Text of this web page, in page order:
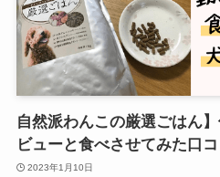
自然派わんこの厳選ごはん
ビューと食べさせてみた口コ
2023年1月10日